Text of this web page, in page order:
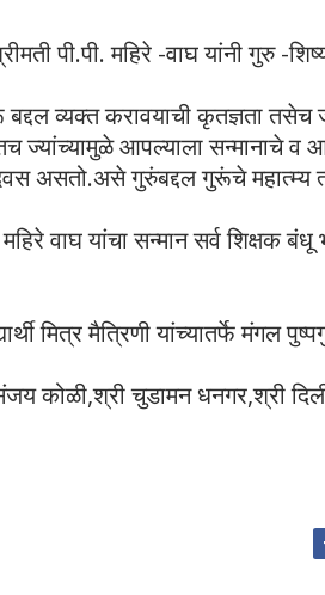
पी.पी. महिरे -वाघ यांनी गुरु -
बद्दल व्यक्त करावयाची कृतज्ञता
आपल्याला सन्मानाचे व
असतो.असे गुरुंबद्दल गुरूंचे महात्म्य
वाघ यांचा सन्मान सर्व शिक्षक बंधू
मित्र मैत्रिणी यांच्यातर्फे मंगल
कोळी,श्री चुडामन धनगर,श्री